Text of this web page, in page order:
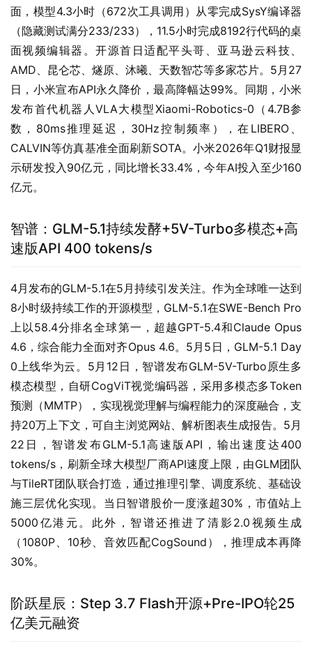
面，模型4.3小时（672次工具调用）从零完成SysY编译器
（隐藏测试满分233/233），11.5小时完成8192行代码的桌
面视频编辑器。开源首日适配平头哥、亚马逊云科技、
AMD、昆仑芯、燧原、沐曦、天数智芯等多家芯片。5月27
日，小米宣布API永久降价，最高降幅达99%。同期，小米
发布首代机器人VLA大模型Xiaomi-Robotics-0（4.7B参
数，80ms推理延迟，30Hz控制频率），在LIBERO、
CALVIN等仿真基准全面刷新SOTA。小米2026年Q1财报显
示研发投入90亿元，同比增长33.4%，今年AI投入至少160
亿元。
智谱：GLM-5.1持续发酵+5V-Turbo多模态+高
速版API 400 tokens/s
4月发布的GLM-5.1在5月持续引发关注。作为全球唯一达到
8小时级持续工作的开源模型，GLM-5.1在SWE-Bench Pro
上以58.4分排名全球第一，超越GPT-5.4和Claude Opus
4.6，综合能力全面对齐Opus 4.6。5月5日，GLM-5.1 Day
0上线华为云。5月12日，智谱发布GLM-5V-Turbo原生多
模态模型，自研CogViT视觉编码器，采用多模态多Token
预测（MMTP），实现视觉理解与编程能力的深度融合，支
持20万上下文，可自主浏览网站、解析图表生成报告。5月
22日，智谱发布GLM-5.1高速版API，输出速度达400
tokens/s，刷新全球大模型厂商API速度上限，由GLM团队
与TileRT团队联合打造，通过推理引擎、调度系统、基础设
施三层优化实现。当日智谱股价一度涨超30%，市值站上
5000亿港元。此外，智谱还推进了清影2.0视频生成
（1080P、10秒、音效匹配CogSound），推理成本再降
30%。
阶跃星辰：Step 3.7 Flash开源+Pre-IPO轮25
亿美元融资